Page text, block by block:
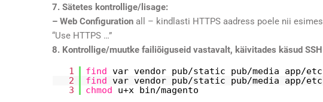
7. Sätetes kontrollige/lisage:
– Web Configuration all – kindlasti HTTPS aadress poele nii
“Use HTTPS …”
8. Kontrollige/muutke failiõiguseid vastavalt, käivitades käsud
1
find var vendor pub/static pub/media app/etc
2
find var vendor pub/static pub/media app/etc
3
chmod u+x bin/magento